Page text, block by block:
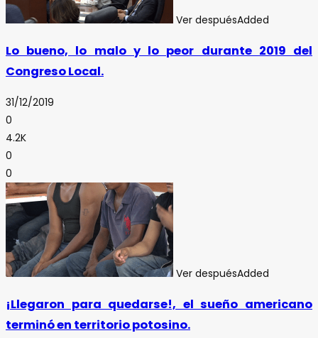
Ver despuésAdded
Lo bueno, lo malo y lo peor durante 2019 del
Congreso Local.
31/12/2019
0
4.2K
0
0
Ver despuésAdded
¡Llegaron para quedarse!, el sueño americano
terminó en territorio potosino.